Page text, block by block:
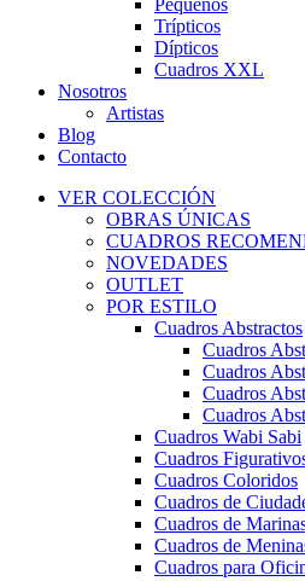
Pequeños
Trípticos
Dípticos
Cuadros XXL
Nosotros
Artistas
Blog
Contacto
VER COLECCIÓN
OBRAS ÚNICAS
CUADROS
NOVEDADES
OUTLET
POR ESTILO
Cuadros Abstractos
Cuadros
Cuadros
Cuadros
Cuadros
Cuadros Wabi Sabi
Cuadros
Cuadros Coloridos
Cuadros de
Cuadros de
Cuadros de
Cuadros para